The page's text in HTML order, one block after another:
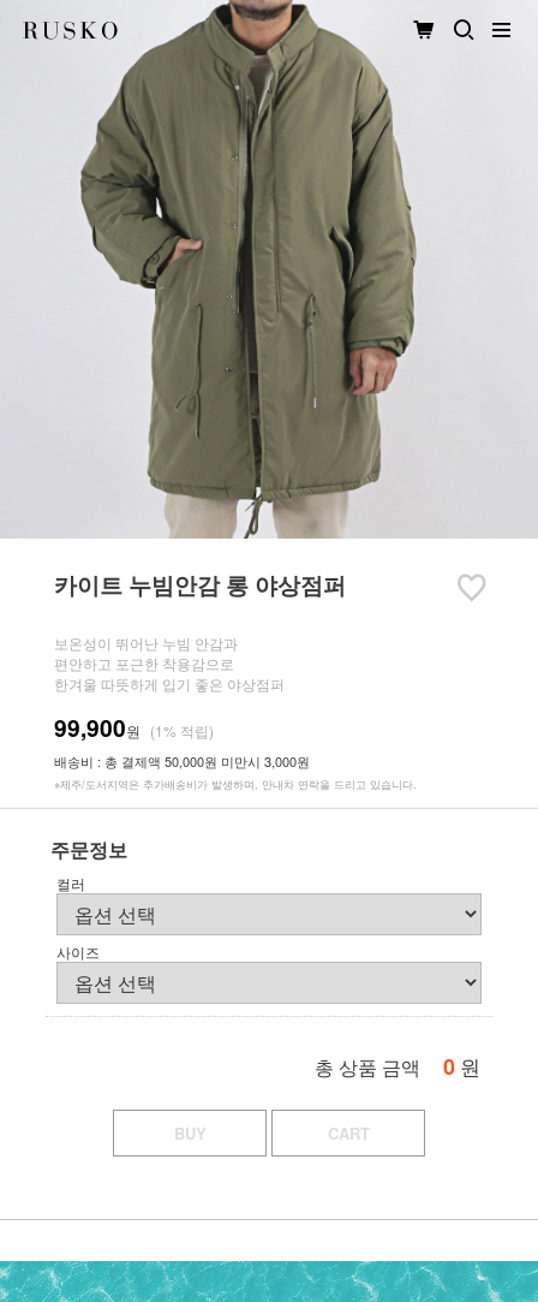
카이트 누빔안감 롱 야상점퍼
보온성이 뛰어난 누빔 안감과
편안하고 포근한 착용감으로
한겨울 따뜻하게 입기 좋은 야상점퍼
99,900원 (1% 적립)
배송비 : 총 결제액 50,000원 미만시 3,000원
※제주/도서지역은 추가배송비가 발생하며, 안내차 연락을 드리고 있습니다.
주문정보
컬러
사이즈
총 상품 금액 0 원
BUY CART